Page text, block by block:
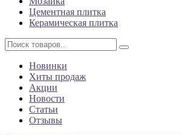
Цементная плитка
Керамическая плитка
Новинки
Хиты продаж
Акции
Новости
Статьи
Отзывы